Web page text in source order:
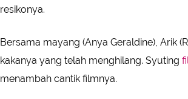
resikonya.
Bersama mayang (Anya Geraldine), Arik
kakanya yang telah menghilang. Syuting
menambah cantik filmnya.